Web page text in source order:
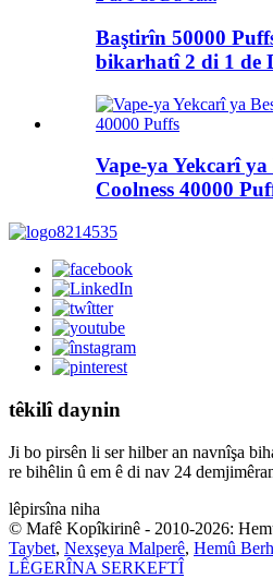
Baştirîn 50000
bikarhatî 2 di 1 de
Vape-ya Yekcarî
Coolness 40000
têkilî daynin
Ji bo pirsên li ser hilber an navnîşa
re bihêlin û em ê di nav 24
lêpirsîna niha
© Mafê Kopîkirinê - 2010-2026:
Taybet, Nexşeya Malperê, Hemû
LÊGERÎNA SERKEFTÎ